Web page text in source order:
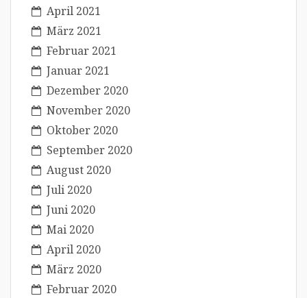
April 2021
März 2021
Februar 2021
Januar 2021
Dezember 2020
November 2020
Oktober 2020
September 2020
August 2020
Juli 2020
Juni 2020
Mai 2020
April 2020
März 2020
Februar 2020